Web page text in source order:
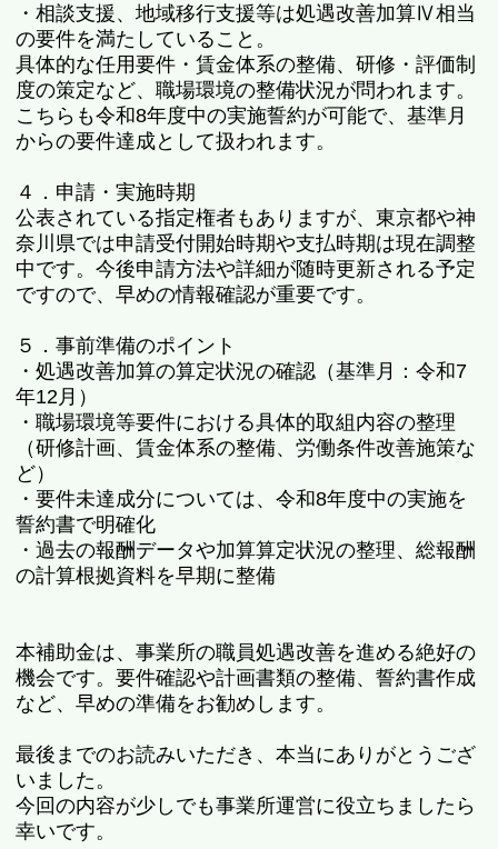
・相談支援、地域移行支援等は処遇改善加算Ⅳ相当
の要件を満たしていること。
具体的な任用要件・賃金体系の整備、研修・評価制
度の策定など、職場環境の整備状況が問われます。
こちらも令和8年度中の実施誓約が可能で、基準月
からの要件達成として扱われます。
４．申請・実施時期
公表されている指定権者もありますが、東京都や神
奈川県では申請受付開始時期や支払時期は現在調整
中です。今後申請方法や詳細が随時更新される予定
ですので、早めの情報確認が重要です。
５．事前準備のポイント
・処遇改善加算の算定状況の確認（基準月：令和7
年12月）
・職場環境等要件における具体的取組内容の整理
（研修計画、賃金体系の整備、労働条件改善施策な
ど）
・要件未達成分については、令和8年度中の実施を
誓約書で明確化
・過去の報酬データや加算算定状況の整理、総報酬
の計算根拠資料を早期に整備
本補助金は、事業所の職員処遇改善を進める絶好の
機会です。要件確認や計画書類の整備、誓約書作成
など、早めの準備をお勧めします。
最後までのお読みいただき、本当にありがとうござ
いました。
今回の内容が少しでも事業所運営に役立ちましたら
幸いです。